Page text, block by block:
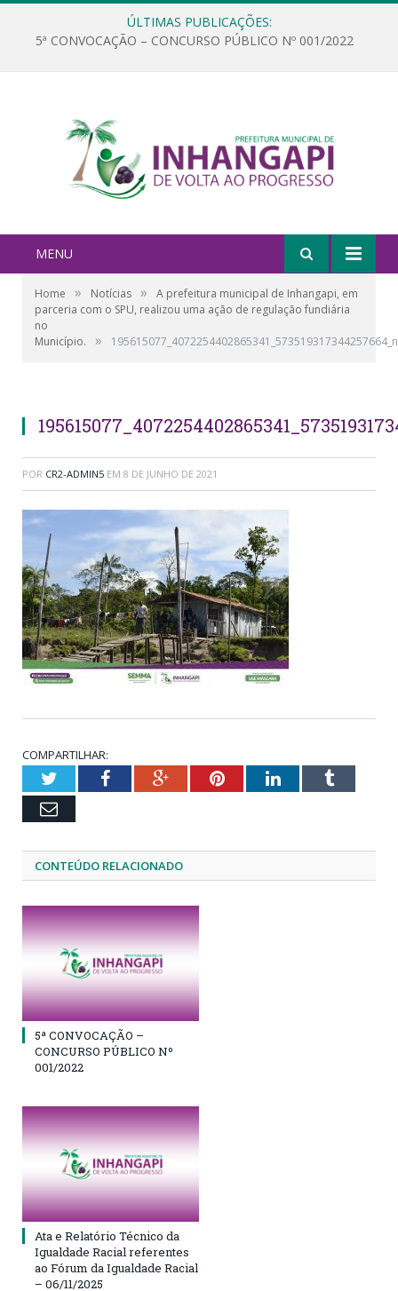
ÚLTIMAS PUBLICAÇÕES:
5ª CONVOCAÇÃO – CONCURSO PÚBLICO Nº 001/2022
MENU
Home » Notícias »
A prefeitura municipal de Inhangapi, em
parceria com o SPU, realizou uma ação de regulação fundiária
no
Município.
» 195615077_4072254402865341_573519317344257664_n
POR CR2-ADMIN5 EM 8 DE JUNHO DE 2021
COMPARTILHAR:
TwitterFacebookGoogle+PinterestLinkedInTumblr
Email
CONTEÚDO RELACIONADO
5ª CONVOCAÇÃO –
CONCURSO PÚBLICO Nº
001/2022
Ata e Relatório Técnico da
Igualdade Racial referentes
ao Fórum da Igualdade Racial
– 06/11/2025